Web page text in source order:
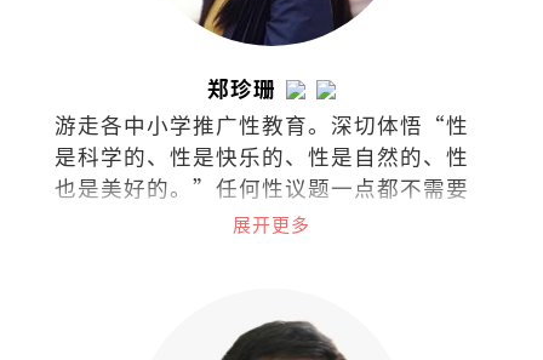
郑珍珊
游走各中小学推广性教育。深切体悟“性
是科学的、性是快乐的、性是自然的、性
也是美好的。”任何性议题一点都不需要
过于隐秘不谈，尤其对身体的认识与接纳
展开更多